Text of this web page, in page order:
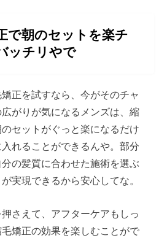
で朝のセットを楽チ
ッチリやで
正を試すなら、今がそのチャ
がりが気になるメンズは、縮
セットがぐっと楽になるだけ
れることができるんや。部分
の髪質に合わせた施術を選ぶ
実現できるから安心してな。
さえて、アフターケアもしっ
矯正の効果を楽しむことがで